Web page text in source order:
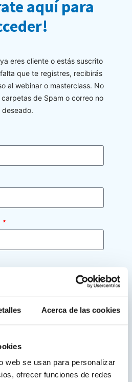
Acerca de las cookies
web se usan para personalizar
ofrecer funciones de redes
aquí para
eres cliente o estás suscrito
que te registres, recibirás
al webinar o masterclass. No
de Spam o correo no
deseado.